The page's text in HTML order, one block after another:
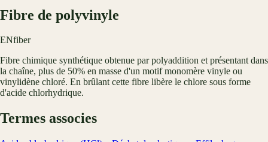
Fibre de polyvinyle
ENfiber
Fibre chimique synthétique obtenue par polyaddition et présentant dans
la chaîne, plus de 50% en masse d'un motif monomère vinyle ou
vinylidène chloré. En brûlant cette fibre libère le chlore sous forme
d'acide chlorhydrique.
Termes associes